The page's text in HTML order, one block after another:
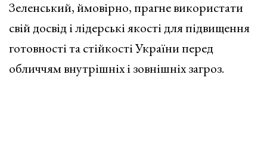
Зеленський, ймовірно, прагне використати
свій досвід і лідерські якості для підвищення
готовності та стійкості України перед
обличчям внутрішніх і зовнішніх загроз.